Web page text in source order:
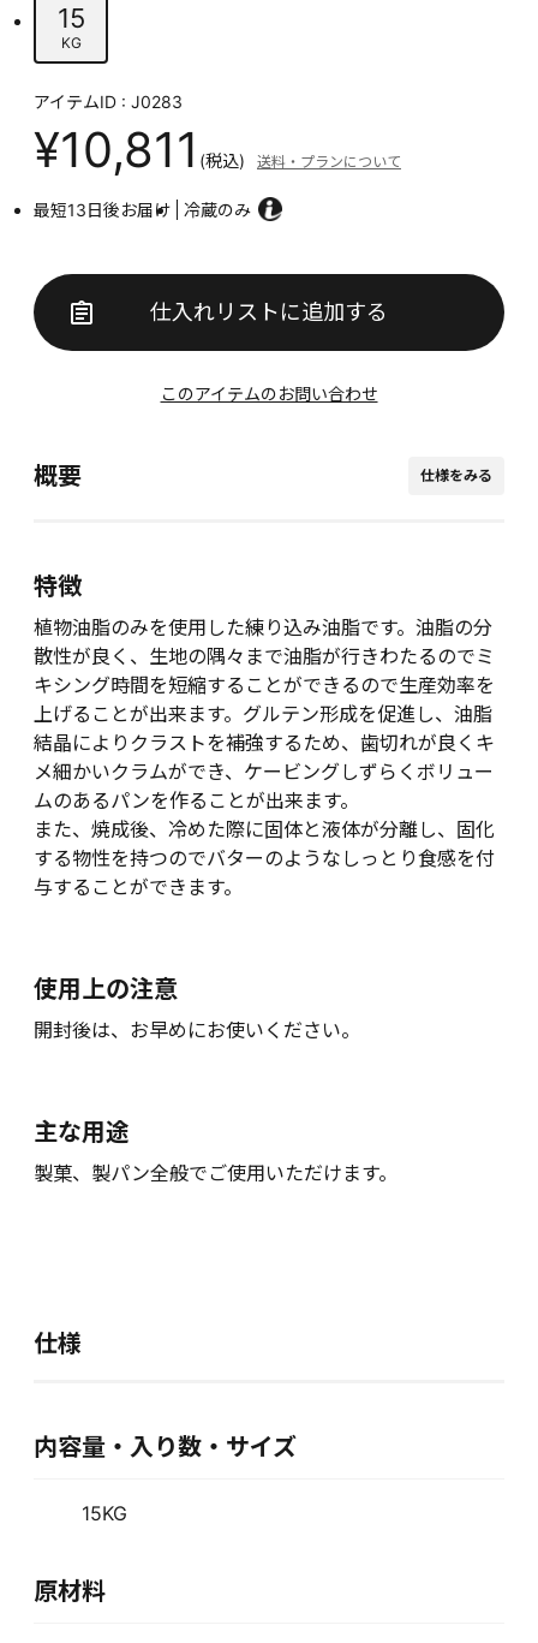
15
KG
アイテムID : J0283
¥10,811 (税込) 送料・プランについて
最短13日後お届け 冷蔵のみ
仕入れリストに追加する
このアイテムのお問い合わせ
概要 仕様をみる
特徴
植物油脂のみを使用した練り込み油脂です。油脂の分
散性が良く、生地の隅々まで油脂が行きわたるのでミ
キシング時間を短縮することができるので生産効率を
上げることが出来ます。グルテン形成を促進し、油脂
結晶によりクラストを補強するため、歯切れが良くキ
メ細かいクラムができ、ケービングしずらくボリュー
ムのあるパンを作ることが出来ます。
また、焼成後、冷めた際に固体と液体が分離し、固化
する物性を持つのでバターのようなしっとり食感を付
与することができます。
使用上の注意
開封後は、お早めにお使いください。
主な用途
製菓、製パン全般でご使用いただけます。
仕様
内容量・入り数・サイズ
15KG
原材料